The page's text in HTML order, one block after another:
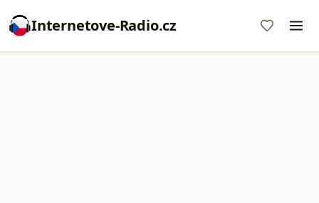
Internetove-Radio.cz